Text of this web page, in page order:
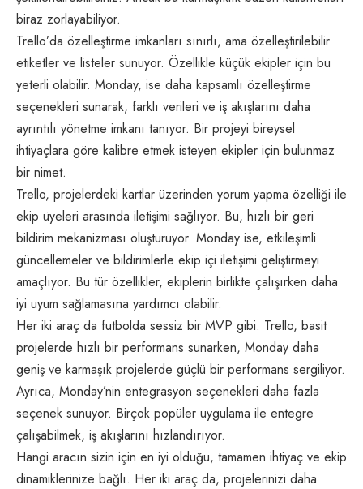
biraz zorlayabiliyor.
Trello’da özelleştirme imkanları sınırlı, ama özelleştirilebilir
etiketler ve listeler sunuyor. Özellikle küçük ekipler için bu
yeterli olabilir. Monday, ise daha kapsamlı özelleştirme
seçenekleri sunarak, farklı verileri ve iş akışlarını daha
ayrıntılı yönetme imkanı tanıyor. Bir projeyi bireysel
ihtiyaçlara göre kalibre etmek isteyen ekipler için bulunmaz
bir nimet.
Trello, projelerdeki kartlar üzerinden yorum yapma özelliği ile
ekip üyeleri arasında iletişimi sağlıyor. Bu, hızlı bir geri
bildirim mekanizması oluşturuyor. Monday ise, etkileşimli
güncellemeler ve bildirimlerle ekip içi iletişimi geliştirmeyi
amaçlıyor. Bu tür özellikler, ekiplerin birlikte çalışırken daha
iyi uyum sağlamasına yardımcı olabilir.
Her iki araç da futbolda sessiz bir MVP gibi. Trello, basit
projelerde hızlı bir performans sunarken, Monday daha
geniş ve karmaşık projelerde güçlü bir performans sergiliyor.
Ayrıca, Monday’nin entegrasyon seçenekleri daha fazla
seçenek sunuyor. Birçok popüler uygulama ile entegre
çalışabilmek, iş akışlarını hızlandırıyor.
Hangi aracın sizin için en iyi olduğu, tamamen ihtiyaç ve ekip
dinamiklerinize bağlı. Her iki araç da, projelerinizi daha